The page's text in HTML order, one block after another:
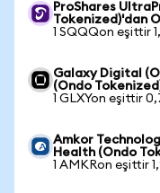
ProShares
Tokenized)'dan
1 SQQQon eşittir
Galaxy Digital
(Ondo
1 GLXYon eşittir
Amkor
Health (Ondo
1 AMKRon eşittir